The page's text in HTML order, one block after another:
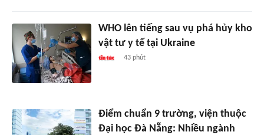
WHO lên tiếng sau vụ phá hủy kho
vật tư y tế tại Ukraine
43 phút
Điểm chuẩn 9 trường, viện thuộc
Đại học Đà Nẵng: Nhiều ngành